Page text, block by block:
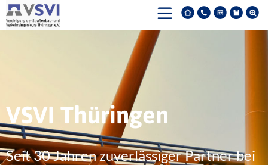
VSVI Thüringen
Seit 30 Jahren zuverlässiger Partner bei